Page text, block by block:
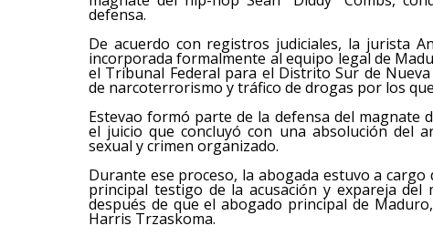
defensa.
De acuerdo con registros judiciales, la jurista
incorporada formalmente al equipo legal de
el Tribunal Federal para el Distrito Sur de
de narcoterrorismo y tráfico de drogas por los
Estevao formó parte de la defensa del magnate
el juicio que concluyó con una absolución del
sexual y crimen organizado.
Durante ese proceso, la abogada estuvo a
principal testigo de la acusación y expareja
después de que el abogado principal de
Harris Trzaskoma.